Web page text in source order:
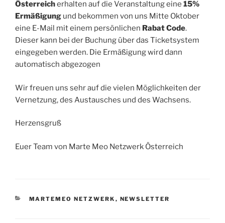
Österreicherhalten auf die Veranstaltung eine 15%
Ermäßigung und bekommen von uns Mitte Oktober
eine E-Mail mit einem persönlichen Rabat Code.
Dieser kann bei der Buchung über das Ticketsystem
eingegeben werden. Die Ermäßigung wird dann
automatisch abgezogen
Wir freuen uns sehr auf die vielen Möglichkeiten der
Vernetzung, des Austausches und des Wachsens.
Herzensgruß
Euer Team von Marte Meo Netzwerk Österreich
KATEGORIEN
MARTEMEO NETZWERK , NEWSLETTER